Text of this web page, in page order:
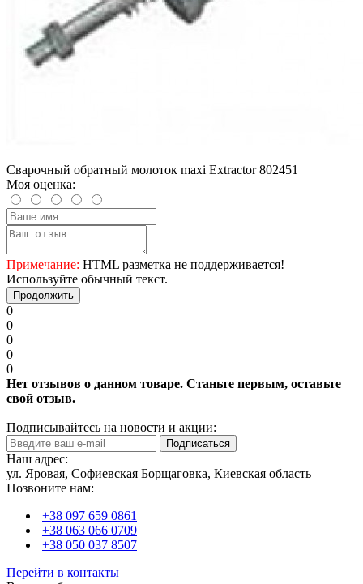
Сварочный обратный молоток maxi Extractor 802451
Моя оценка:
Примечание: HTML разметка не поддерживается!
Используйте обычный текст.
Продолжить
0
0
0
0
0
Нет отзывов о данном товаре. Станьте первым, оставьте
свой отзыв.
Подписывайтесь на новости и акции:
Подписаться
Наш адрес:
ул. Яровая, Софиевская Борщаговка, Киевская область
Позвоните нам:
+38 097 659 0861
+38 063 066 0709
+38 050 037 8507
Перейти в контакты